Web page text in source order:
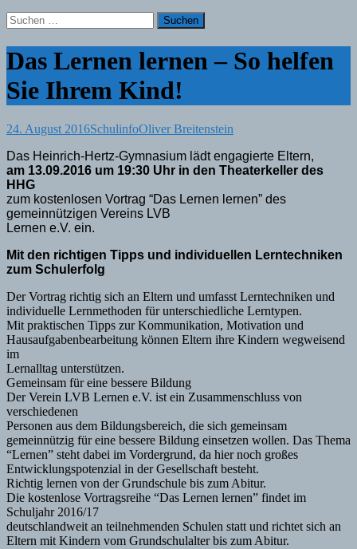
Suchen
nach:
Das Lernen lernen – So helfen
Sie Ihrem Kind!
24. August 2016SchulinfoOliver Breitenstein
Das Heinrich-Hertz-Gymnasium lädt engagierte Eltern,
am 13.09.2016 um 19:30 Uhr in den Theaterkeller des
HHG
zum kostenlosen Vortrag “Das Lernen lernen” des
gemeinnützigen Vereins LVB
Lernen e.V. ein.
Mit den richtigen Tipps und individuellen Lerntechniken
zum Schulerfolg
Der Vortrag richtig sich an Eltern und umfasst Lerntechniken und
individuelle Lernmethoden für unterschiedliche Lerntypen.
Mit praktischen Tipps zur Kommunikation, Motivation und
Hausaufgabenbearbeitung können Eltern ihre Kindern wegweisend
im
Lernalltag unterstützen.
Gemeinsam für eine bessere Bildung
Der Verein LVB Lernen e.V. ist ein Zusammenschluss von
verschiedenen
Personen aus dem Bildungsbereich, die sich gemeinsam
gemeinnützig für eine bessere Bildung einsetzen wollen. Das Thema
“Lernen” steht dabei im Vordergrund, da hier noch großes
Entwicklungspotenzial in der Gesellschaft besteht.
Richtig lernen von der Grundschule bis zum Abitur.
Die kostenlose Vortragsreihe “Das Lernen lernen” findet im
Schuljahr 2016/17
deutschlandweit an teilnehmenden Schulen statt und richtet sich an
Eltern mit Kindern vom Grundschulalter bis zum Abitur.